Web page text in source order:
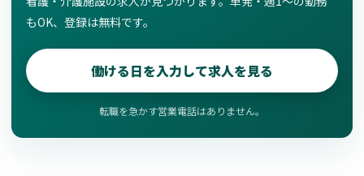
もOK、登録は無料です。
働ける日を入力して求人を見る
転職を急かす営業電話はありません。